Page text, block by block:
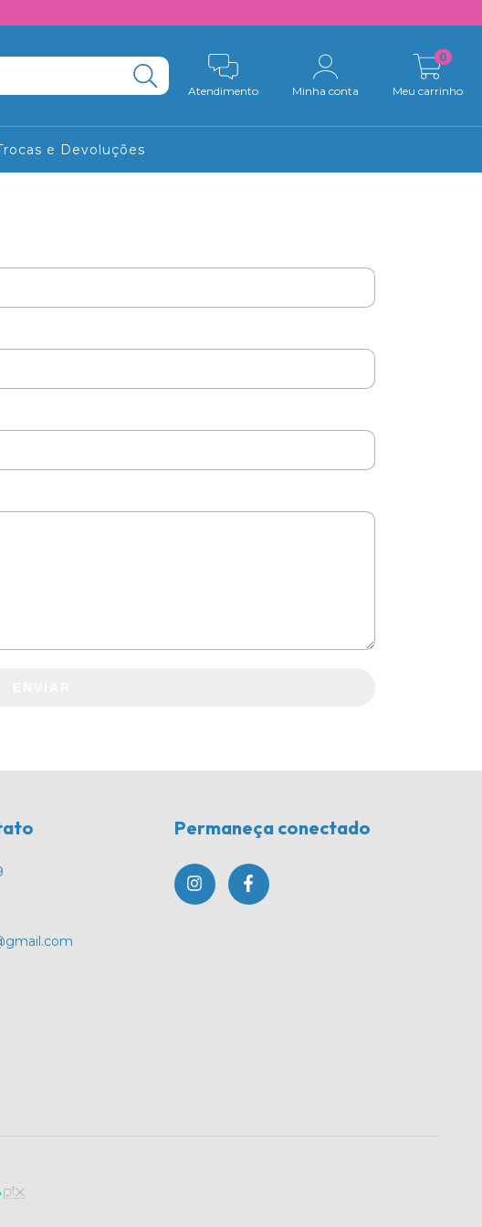
Atendimento Minha conta Meu carrinho
0
e Devoluções
Permaneça conectado